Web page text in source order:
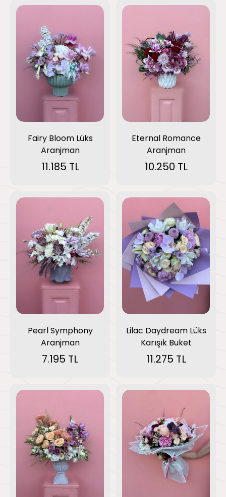
Fairy Bloom Lüks
Aranjman
11.185 TL
Eternal Romance
Aranjman
10.250 TL
Pearl Symphony
Aranjman
7.195 TL
Lilac Daydream Lüks
Karışık Buket
11.275 TL